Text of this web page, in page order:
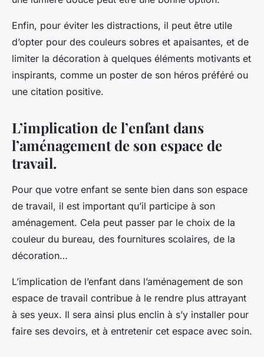
Enfin, pour éviter les distractions, il peut être utile
d’opter pour des couleurs sobres et apaisantes, et de
limiter la décoration à quelques éléments motivants et
inspirants, comme un poster de son héros préféré ou
une citation positive.
L’implication de l’enfant dans
l’aménagement de son espace de
travail.
Pour que votre enfant se sente bien dans son espace
de travail, il est important qu’il participe à son
aménagement. Cela peut passer par le choix de la
couleur du bureau, des fournitures scolaires, de la
décoration…
L’implication de l’enfant dans l’aménagement de son
espace de travail contribue à le rendre plus attrayant
à ses yeux. Il sera ainsi plus enclin à s’y installer pour
faire ses devoirs, et à entretenir cet espace avec soin.